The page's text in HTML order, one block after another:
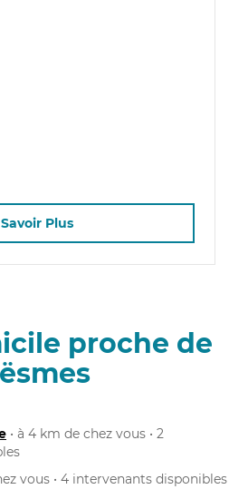
Plus
proche de
• à 4 km de chez vous • 2
vous • 4 intervenants disponibles